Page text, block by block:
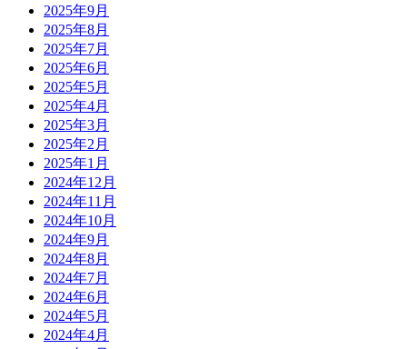
2025年9月
2025年8月
2025年7月
2025年6月
2025年5月
2025年4月
2025年3月
2025年2月
2025年1月
2024年12月
2024年11月
2024年10月
2024年9月
2024年8月
2024年7月
2024年6月
2024年5月
2024年4月